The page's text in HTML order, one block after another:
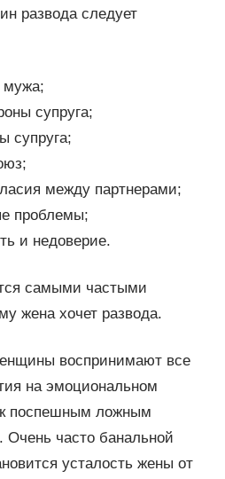
развода следует
мужа;
супруга;
супруга;
между партнерами;
проблемы;
и недоверие.
самыми частыми
жена хочет развода.
воспринимают все
на эмоциональном
поспешным ложным
часто банальной
усталость жены от